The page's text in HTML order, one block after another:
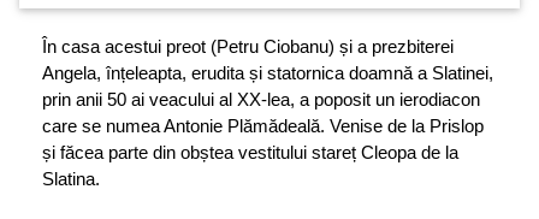
În casa acestui preot (Petru Ciobanu) și a prezbiterei
Angela, înțeleapta, erudita și statornica doamnă a Slatinei,
prin anii 50 ai veacului al XX-lea, a poposit un ierodiacon
care se numea Antonie Plămădeală. Venise de la Prislop
și făcea parte din obștea vestitului stareț Cleopa de la
Slatina.